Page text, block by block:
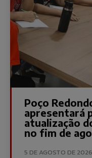
Poço
apresentará
atualização
no fim de
5 DE AGOSTO DE 2026